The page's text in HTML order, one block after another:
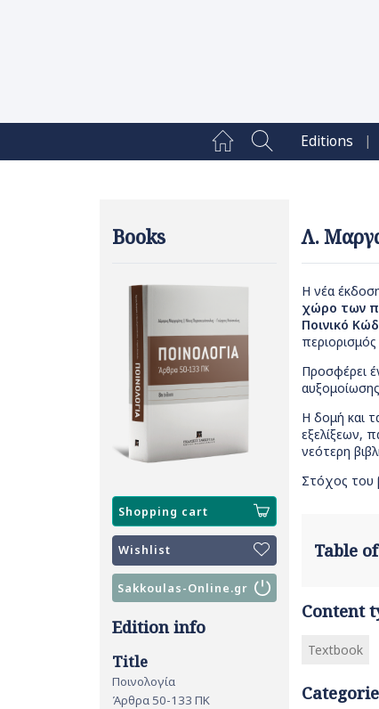
Editions |
Books
Shopping cart
Wishlist
Sakkoulas-Online.gr
Edition info
Title
Ποινολογία
Άρθρα 50-133 ΠΚ
Λ.
Η νέα
χώρο των
Ποινικό
Προσφέρει
Η δομή και
εξελίξεων,
νεότερη
Στόχος του
Table
Content
Textbook